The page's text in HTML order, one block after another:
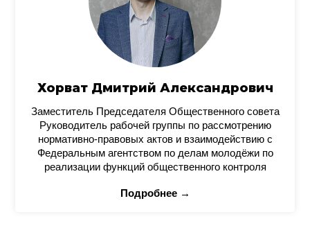
Хорват Дмитрий Александрович
Заместитель Председателя Общественного совета
Руководитель рабочей группы по рассмотрению
нормативно-правовых актов и взаимодействию с
Федеральным агентством по делам молодёжи по
реализации функций общественного контроля
Подробнее →